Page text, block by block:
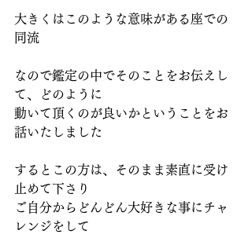
大きくはこのような意味がある座での
同流
なので鑑定の中でそのことをお伝えし
て、どのように
動いて頂くのが良いかということをお
話いたしました
するとこの方は、そのまま素直に受け
止めて下さり
ご自分からどんどん大好きな事にチャ
レンジをして